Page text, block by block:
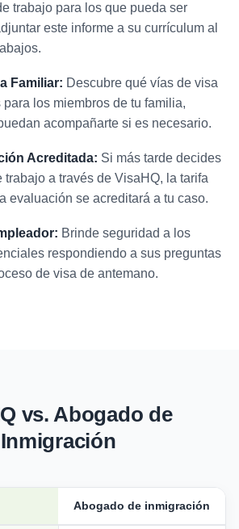
trabajo para los que pueda ser
este informe a su currículum al
Familiar: Descubre qué vías de visa
los miembros de tu familia,
acompañarte si es necesario.
Acreditada: Si más tarde decides
trabajo a través de VisaHQ, la tarifa
evaluación se acreditará a tu caso.
Brinde seguridad a los
respondiendo a sus preguntas
de visa de antemano.
vs. Abogado de
Inmigración
Abogado de inmigración